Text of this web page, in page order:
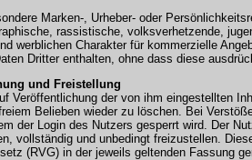
Marken-, Urheber- oder
rassistische, volksverhetzende,
werblichen Charakter für kommerzielle
Dritter enthalten, ohne dass diese
und Freistellung
Veröffentlichung der von ihm eingestellten
Belieben wieder zu löschen. Bei
der Login des Nutzers gesperrt wird. Der
vollständig und unbedingt freizustellen.
(RVG) in der jeweils geltenden Fassung